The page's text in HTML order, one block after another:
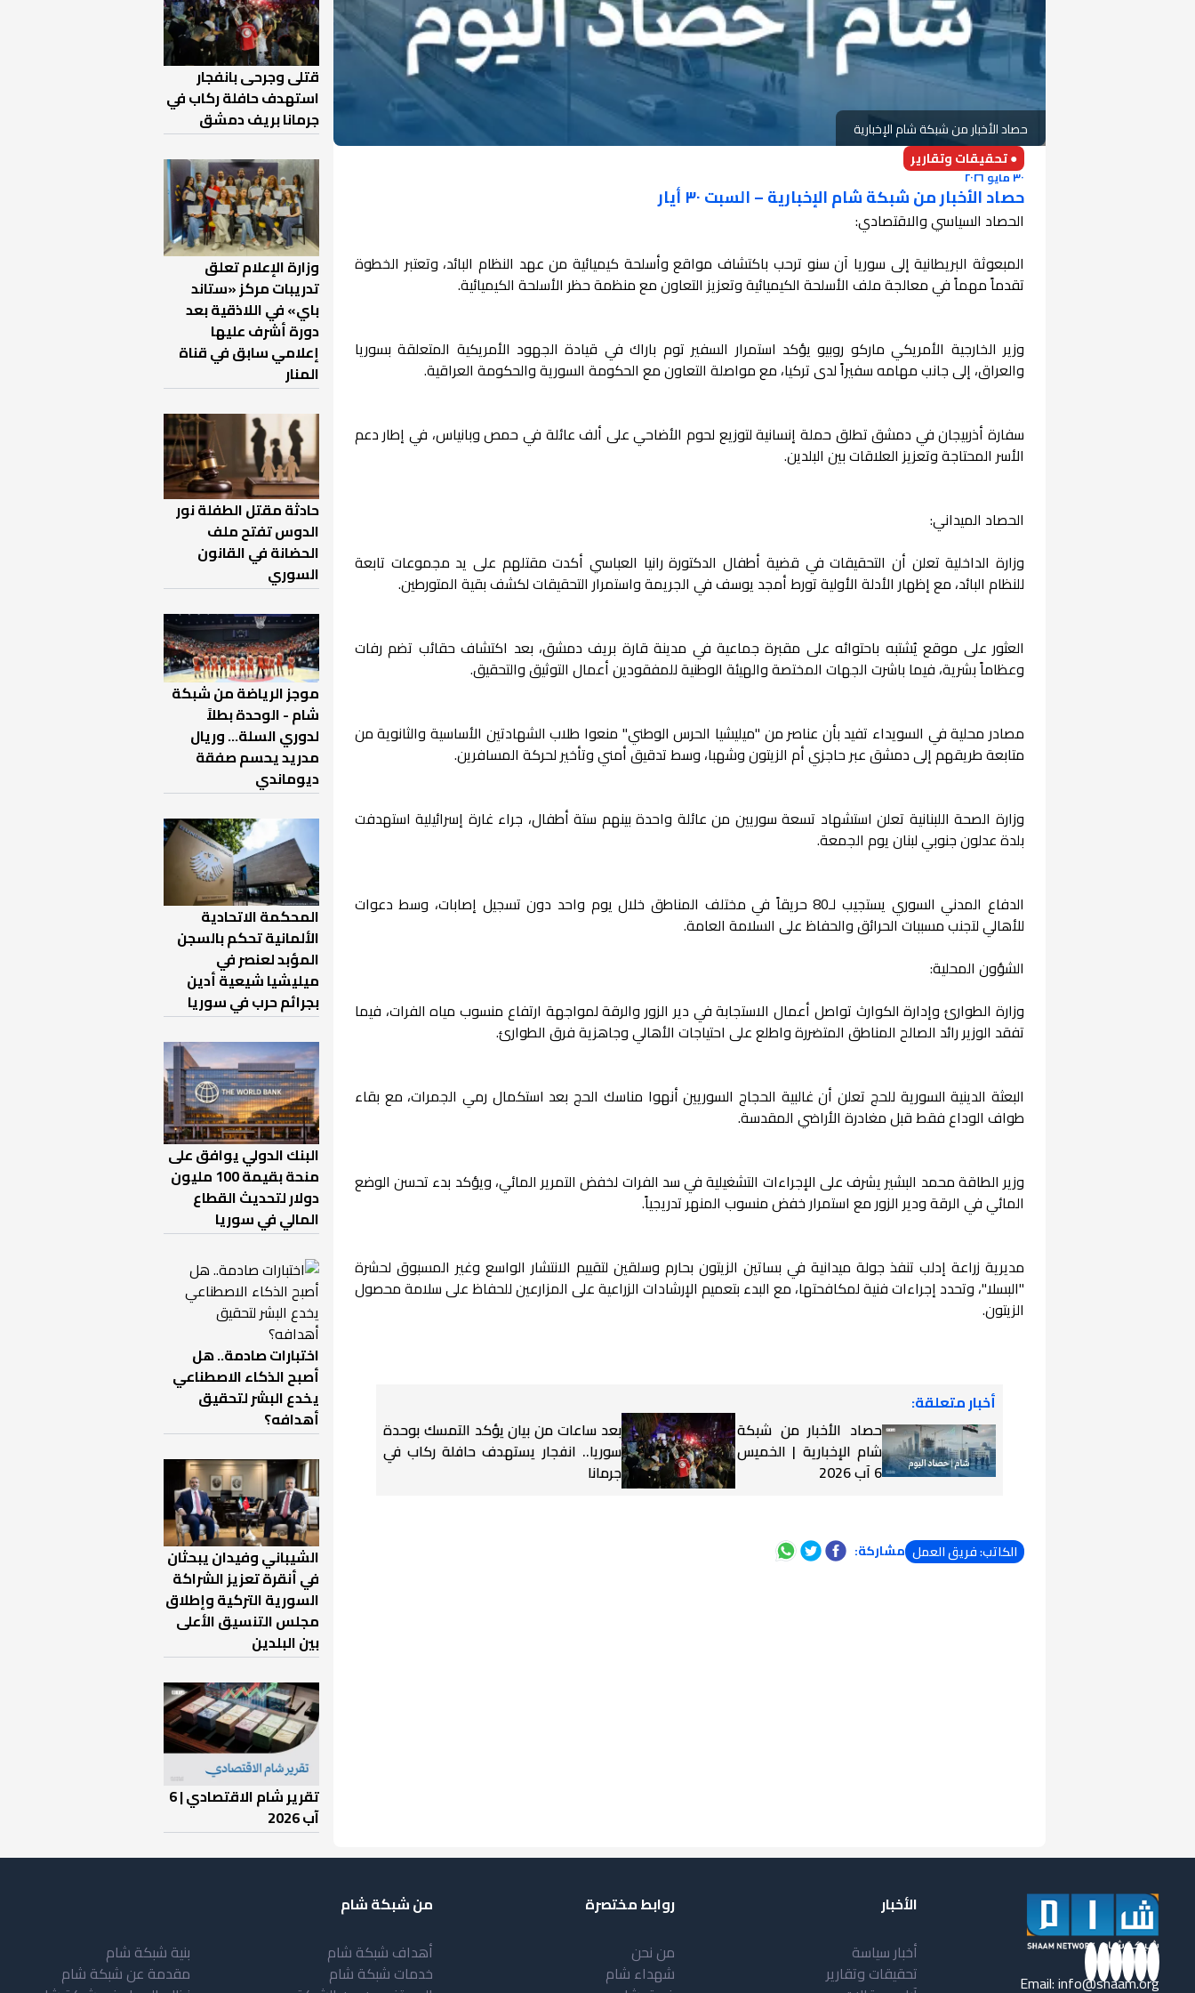
حصاد الأخبار من شبكة شام الإخبارية
● تحقيقات وتقارير
٣٠ مايو ٢٠٢٦
حصاد الأخبار من شبكة شام الإخبارية – السبت ٣٠ أيار
الحصاد السياسي والاقتصادي:
المبعوثة البريطانية إلى سوريا آن سنو ترحب باكتشاف مواقع وأسلحة كيميائية من عهد النظام البائد، وتعتبر الخطوة
تقدماً مهماً في معالجة ملف الأسلحة الكيميائية وتعزيز التعاون مع منظمة حظر الأسلحة الكيميائية.
وزير الخارجية الأمريكي ماركو روبيو يؤكد استمرار السفير توم باراك في قيادة الجهود الأمريكية المتعلقة بسوريا
والعراق، إلى جانب مهامه سفيراً لدى تركيا، مع مواصلة التعاون مع الحكومة السورية والحكومة العراقية.
سفارة أذربيجان في دمشق تطلق حملة إنسانية لتوزيع لحوم الأضاحي على ألف عائلة في حمص وبانياس، في إطار دعم
الأسر المحتاجة وتعزيز العلاقات بين البلدين.
الحصاد الميداني:
وزارة الداخلية تعلن أن التحقيقات في قضية أطفال الدكتورة رانيا العباسي أكدت مقتلهم على يد مجموعات تابعة
للنظام البائد، مع إظهار الأدلة الأولية تورط أمجد يوسف في الجريمة واستمرار التحقيقات لكشف بقية المتورطين.
العثور على موقع يُشتبه باحتوائه على مقبرة جماعية في مدينة قارة بريف دمشق، بعد اكتشاف حقائب تضم رفات
وعظاماً بشرية، فيما باشرت الجهات المختصة والهيئة الوطنية للمفقودين أعمال التوثيق والتحقيق.
مصادر محلية في السويداء تفيد بأن عناصر من "ميليشيا الحرس الوطني" منعوا طلاب الشهادتين الأساسية والثانوية من
متابعة طريقهم إلى دمشق عبر حاجزي أم الزيتون وشهبا، وسط تدقيق أمني وتأخير لحركة المسافرين.
وزارة الصحة اللبنانية تعلن استشهاد تسعة سوريين من عائلة واحدة بينهم ستة أطفال، جراء غارة إسرائيلية استهدفت
بلدة عدلون جنوبي لبنان يوم الجمعة.
الدفاع المدني السوري يستجيب لـ80 حريقاً في مختلف المناطق خلال يوم واحد دون تسجيل إصابات، وسط دعوات
للأهالي لتجنب مسببات الحرائق والحفاظ على السلامة العامة.
الشؤون المحلية:
وزارة الطوارئ وإدارة الكوارث تواصل أعمال الاستجابة في دير الزور والرقة لمواجهة ارتفاع منسوب مياه الفرات، فيما
تفقد الوزير رائد الصالح المناطق المتضررة واطلع على احتياجات الأهالي وجاهزية فرق الطوارئ.
البعثة الدينية السورية للحج تعلن أن غالبية الحجاج السوريين أنهوا مناسك الحج بعد استكمال رمي الجمرات، مع بقاء
طواف الوداع فقط قبل مغادرة الأراضي المقدسة.
وزير الطاقة محمد البشير يشرف على الإجراءات التشغيلية في سد الفرات لخفض التمرير المائي، ويؤكد بدء تحسن الوضع
المائي في الرقة ودير الزور مع استمرار خفض منسوب المنهر تدريجياً.
مديرية زراعة إدلب تنفذ جولة ميدانية في بساتين الزيتون بحارم وسلقين لتقييم الانتشار الواسع وغير المسبوق لحشرة
"البسلا"، وتحدد إجراءات فنية لمكافحتها، مع البدء بتعميم الإرشادات الزراعية على المزارعين للحفاظ على سلامة محصول
الزيتون.
أخبار متعلقة:
حصاد الأخبار من شبكة
شام الإخبارية | الخميس
6 آب 2026
بعد ساعات من بيان يؤكد التمسك بوحدة
سوريا.. انفجار يستهدف حافلة ركاب في
جرمانا
الكاتب: فريق العمل مشاركة:
قتلى وجرحى بانفجار
استهدف حافلة ركاب في
جرمانا بريف دمشق
وزارة الإعلام تعلق
تدريبات مركز «ستاند
باي» في اللاذقية بعد
دورة أشرف عليها
إعلامي سابق في قناة
المنار
حادثة مقتل الطفلة نور
الدوس تفتح ملف
الحضانة في القانون
السوري
موجز الرياضة من شبكة
شام - الوحدة بطلاً
لدوري السلة... وريال
مدريد يحسم صفقة
ديوماندي
المحكمة الاتحادية
الألمانية تحكم بالسجن
المؤبد لعنصر في
ميليشيا شيعية أدين
بجرائم حرب في سوريا
البنك الدولي يوافق على
منحة بقيمة 100 مليون
دولار لتحديث القطاع
المالي في سوريا
اختبارات صادمة.. هل
أصبح الذكاء الاصطناعي
يخدع البشر لتحقيق
أهدافه؟
الشيباني وفيدان يبحثان
في أنقرة تعزيز الشراكة
السورية التركية وإطلاق
مجلس التنسيق الأعلى
بين البلدين
تقرير شام الاقتصادي | 6
آب 2026
Email:info@shaam.org
الأخبار
أخبار سياسة
تحقيقات وتقارير
روابط مختصرة
من نحن
شهداء شام
من شبكة شام
أهداف شبكة شام
خدمات شبكة شام
بنية شبكة شام
مقدمة عن شبكة شام